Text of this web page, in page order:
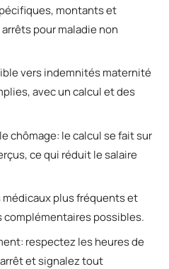
montants et
pour maladie non
vers indemnités maternité
avec un calcul et des
chômage: le calcul se fait sur
ce qui réduit le salaire
plus fréquents et
possibles.
respectez les heures de
et signalez tout